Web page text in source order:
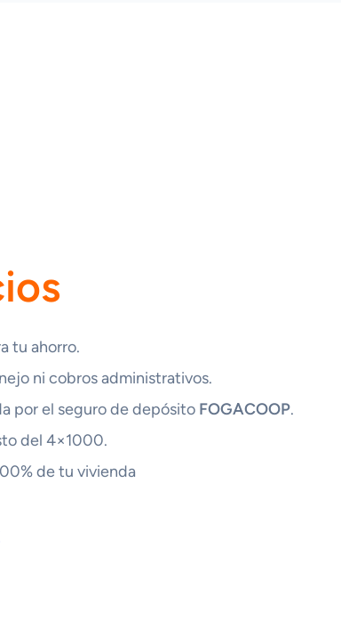
tu ahorro.
ni cobros administrativos.
por el seguro de depósito FOGACOOP.
del 4×1000.
de tu vivienda